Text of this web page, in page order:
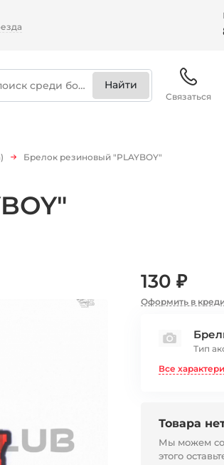
Связаться
Брелок резиновый "PLAYBOY"
130 ₽
Оформить в
Тип
Все
Товара
Мы можем
этого